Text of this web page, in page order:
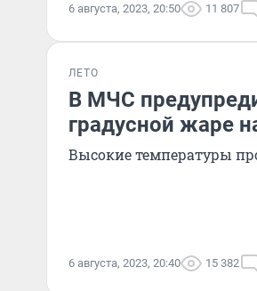
6 августа, 2023, 20:50 11 807
ЛЕТО
В МЧС
градусной жаре
Высокие температуры
6 августа, 2023, 20:40 15 382